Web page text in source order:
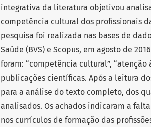
integrativa da literatura objetivou
competência cultural dos profissionais
pesquisa foi realizada nas bases de
Saúde (BVS) e Scopus, em agosto de
foram: “competência cultural”, “atenção
publicações científicas. Após a leitura
para a análise do texto completo, dos
analisados. Os achados indicaram a
nos currículos de formação das